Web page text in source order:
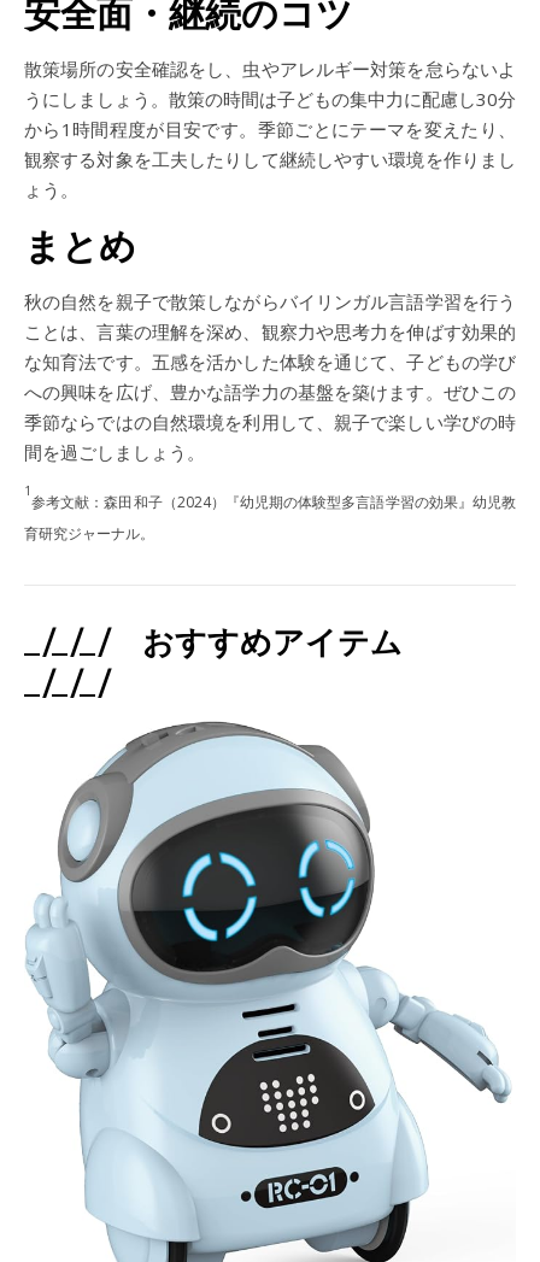
安全面・継続のコツ
散策場所の安全確認をし、虫やアレルギー対策を怠らないよ
うにしましょう。散策の時間は子どもの集中力に配慮し30分
から1時間程度が目安です。季節ごとにテーマを変えたり、
観察する対象を工夫したりして継続しやすい環境を作りまし
ょう。
まとめ
秋の自然を親子で散策しながらバイリンガル言語学習を行う
ことは、言葉の理解を深め、観察力や思考力を伸ばす効果的
な知育法です。五感を活かした体験を通じて、子どもの学び
への興味を広げ、豊かな語学力の基盤を築けます。ぜひこの
季節ならではの自然環境を利用して、親子で楽しい学びの時
間を過ごしましょう。
1
参考文献：森田和子（2024）『幼児期の体験型多言語学習の効果』幼児教
育研究ジャーナル。
_/_/_/ おすすめアイテム
_/_/_/